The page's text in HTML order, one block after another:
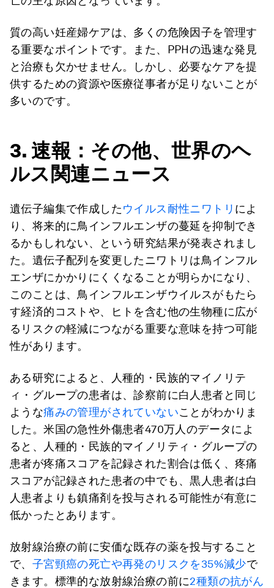
質の高い妊産婦ケアは、多くの危険因子を管理す
る重要なポイントです。また、PPHの迅速な発見
と治療も欠かせません。しかし、必要なケアを提
供するための資源や医療従事者が足りないことが
多いのです。
3. 速報：その他、世界のヘ
ルス関連ニュース
遺伝子編集で作成したウイルス 耐性ニワトリ によ
り、将来的に鳥インフルエンザの蔓延を抑制でき
るかもしれない、という研究結果が発表されまし
た。遺伝子配列を変更したニワトリは鳥インフル
エンザにかかりにくくなることが明らかになり、
このことは、鳥インフルエンザウイルスがもたら
す経済的コストや、ヒトを含む他の生物種に広が
るリスクの軽減につながる重要な意味を持つ可能
性があります。
ある研究によると、人種的・民族的マイノリテ
ィ・グループの患者は、診察前に白人患者と同じ
ような痛みの管理がされていないことがわかりま
した。米国の急性外傷患者470万人のデータによ
ると、人種的・民族的マイノリティ・グループの
患者が疼痛スコアを記録された割合は低く、疼痛
スコアが記録された患者の中でも、黒人患者は白
人患者よりも鎮痛剤を投与される可能性が有意に
低かったとあります。
放射線治療の前に安価な既存の薬を投与すること
で、 子宮頸癌の死亡や再発のリスクを35%減少で
きます。標準的な放射線治療の前に2種類の抗がん